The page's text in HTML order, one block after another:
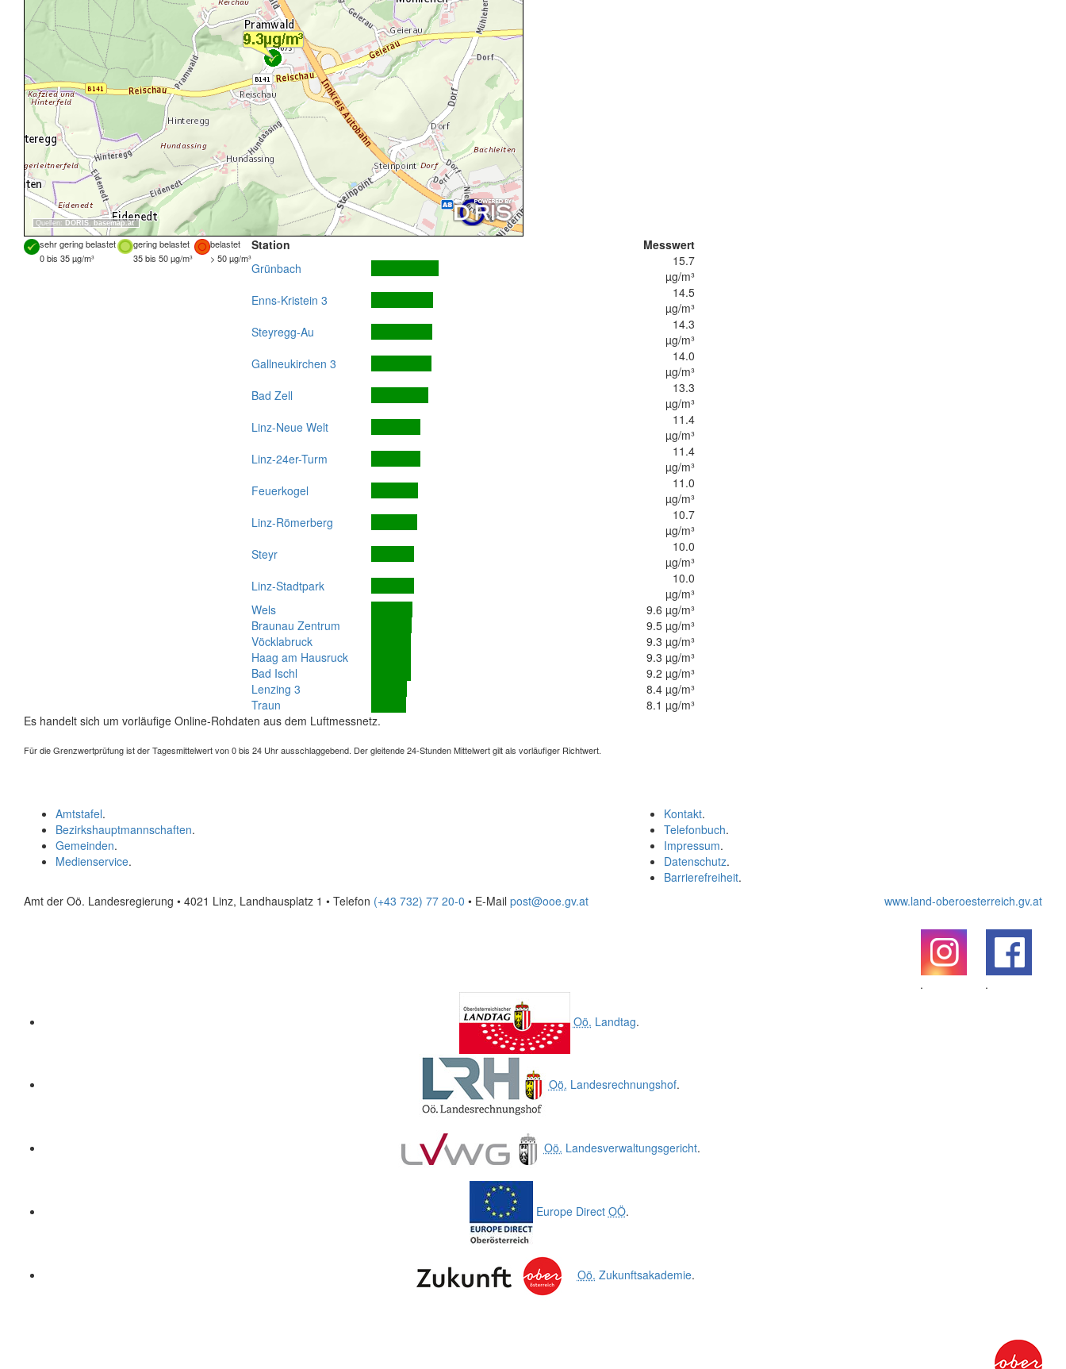
Quellen: DORIS, basemap.at
sehr gering belastet gering belastet
belastet
0 bis 35 µg/m³
35 bis 50 µg/m³ > 50 µg/m³
Station
Messwert
Grünbach
15.7
µg/m³
Enns-Kristein 3
14.5
µg/m³
Steyregg-Au
14.3
µg/m³
Gallneukirchen 3
14.0
µg/m³
Bad Zell
13.3
µg/m³
Linz-Neue Welt
11.4
µg/m³
Linz-24er-Turm
11.4
µg/m³
Feuerkogel
11.0
µg/m³
Linz-Römerberg
10.7
µg/m³
Steyr
10.0
µg/m³
Linz-Stadtpark
10.0
µg/m³
Wels
9.6 µg/m³
Braunau Zentrum
9.5 µg/m³
Vöcklabruck
9.3 µg/m³
Haag am Hausruck
9.3 µg/m³
Bad Ischl
9.2 µg/m³
Lenzing 3
8.4 µg/m³
Traun
8.1 µg/m³
Es handelt sich um vorläufige Online-Rohdaten aus dem Luftmessnetz.
Für die Grenzwertprüfung ist der Tagesmittelwert von 0 bis 24 Uhr ausschlaggebend. Der gleitende 24-Stunden Mittelwert gilt als vorläufiger Richtwert.
Kontakt.
Telefonbuch.
Impressum.
Datenschutz.
Barrierefreiheit.
Amtstafel.
Bezirkshauptmannschaften.
Gemeinden.
Medienservice.
Amt der Oö. Landesregierung • 4021 Linz, Landhausplatz 1 • Telefon (+43 732) 77 20-0 • E-Mail post@ooe.gv.at www.land-oberoesterreich.gv.at
.
.
Oö. Landtag.
Oö. Landesrechnungshof.
Oö. Landesverwaltungsgericht.
Europe Direct OÖ.
Oö. Zukunftsakademie.